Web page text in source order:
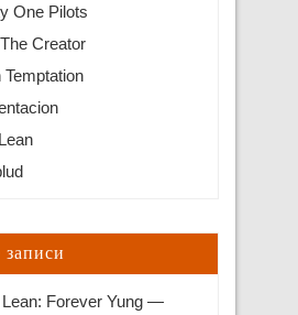
One Pilots
Creator
Temptation
Lean: Forever Yung —